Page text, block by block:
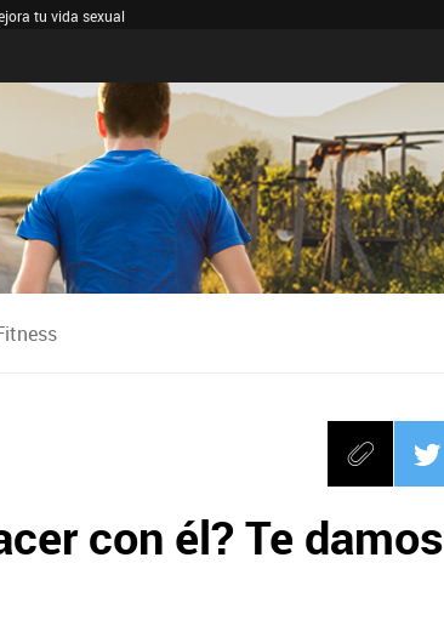
tu vida sexual
con él? Te damos